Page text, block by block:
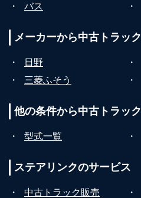
・
バス ・
メーカーから中古トラッ
・ 日野 ・
・
三菱ふそう ・
他の条件から中古トラッ
・ 型式一覧 ・
ステアリンクのサービス
・ 中古トラック販売 ・